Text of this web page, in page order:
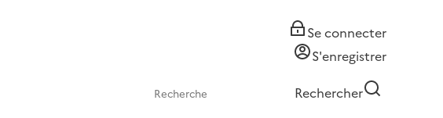
Se connecter
S'enregistrer
Rechercher